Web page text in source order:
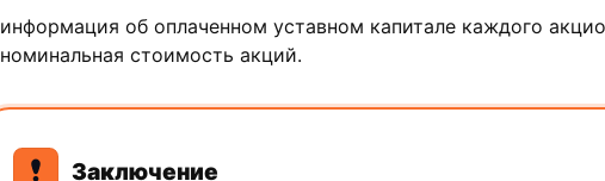
информация об оплаченном уставном капитале каждого
номинальная стоимость акций.
Заключение